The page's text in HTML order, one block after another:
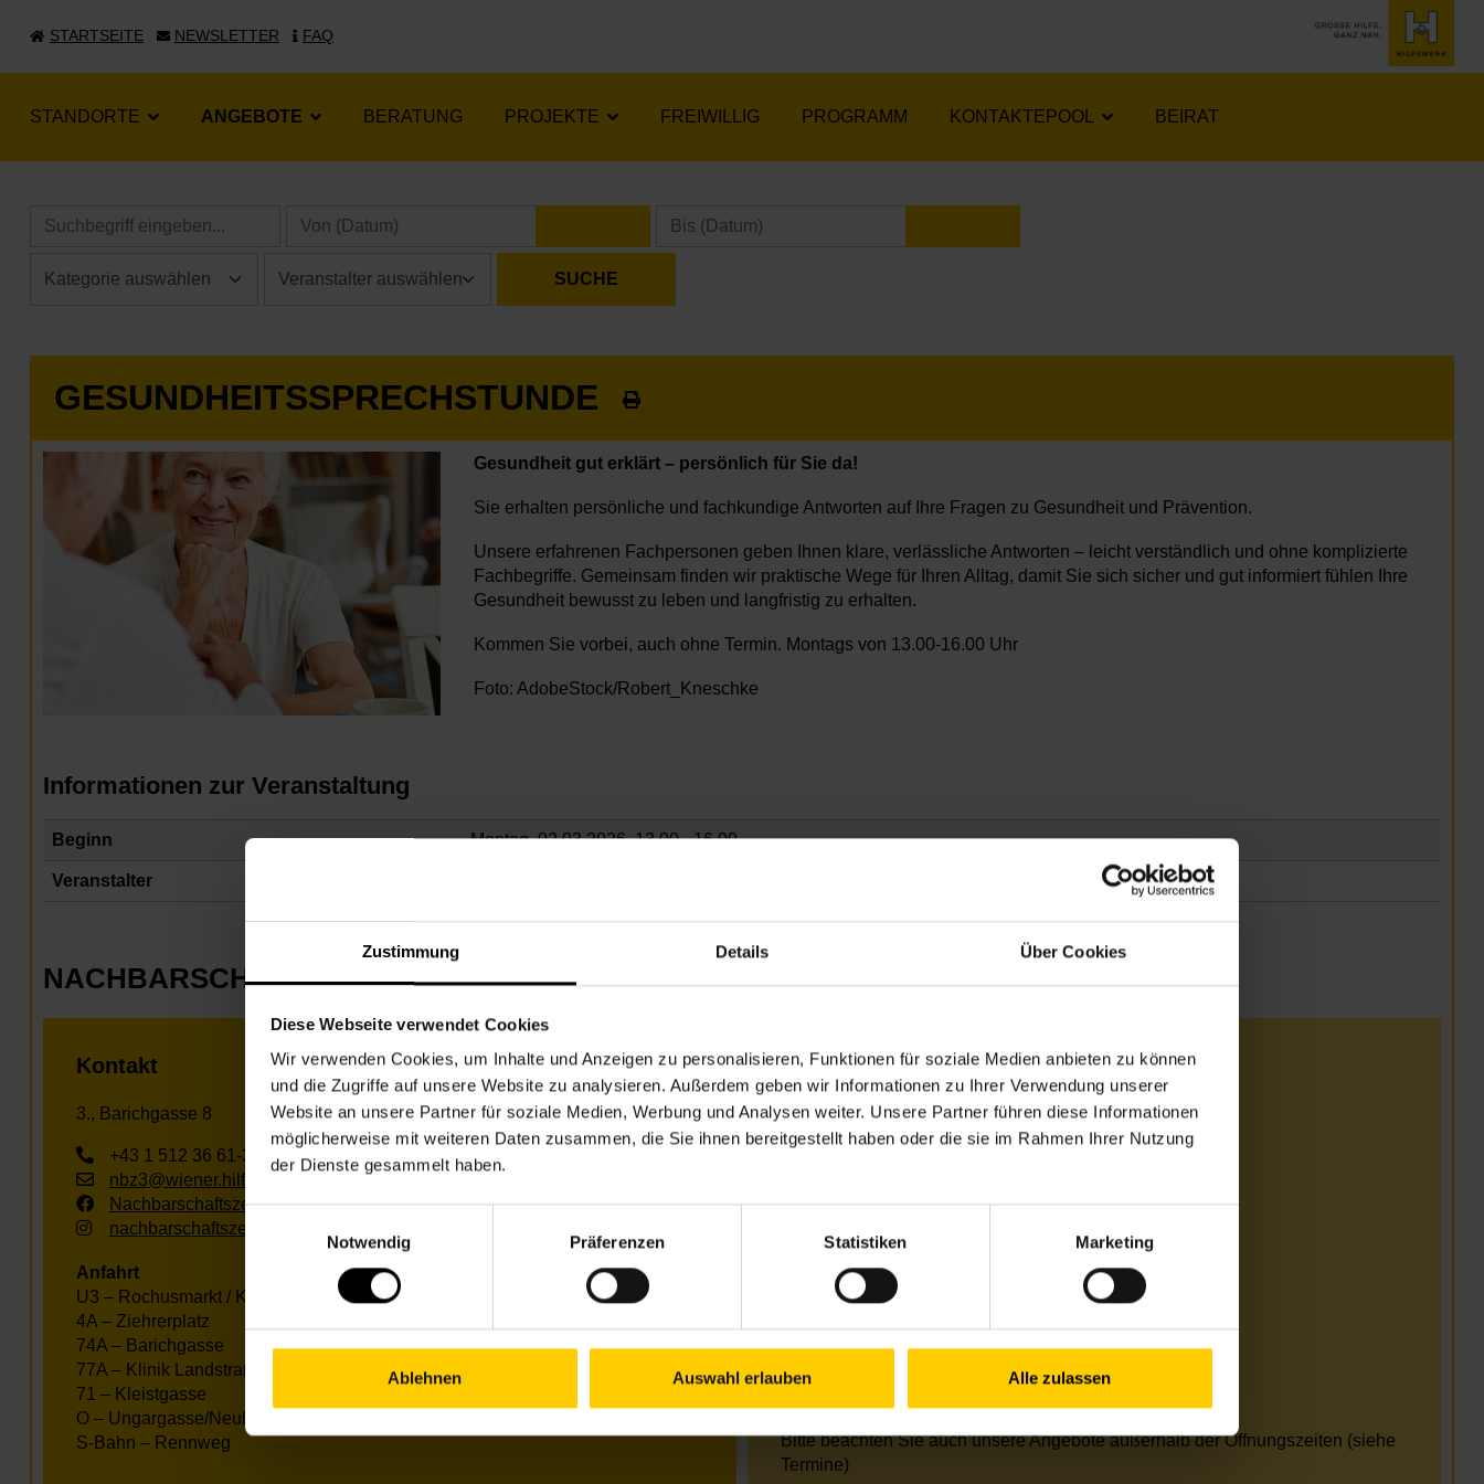
Zustimmung Details Über Cookies
Diese Webseite verwendet Cookies
Wir verwenden Cookies, um Inhalte und Anzeigen zu personalisieren, Funktionen für soziale Medien anbieten zu können
und die Zugriffe auf unsere Website zu analysieren. Außerdem geben wir Informationen zu Ihrer Verwendung unserer
Website an unsere Partner für soziale Medien, Werbung und Analysen weiter. Unsere Partner führen diese Informationen
möglicherweise mit weiteren Daten zusammen, die Sie ihnen bereitgestellt haben oder die sie im Rahmen Ihrer Nutzung
der Dienste gesammelt haben.
Einwilligungsauswahl
Notwendig
Präferenzen Statistiken Marketing
Ablehnen Auswahl erlauben Alle zulassen
STARTSEITE NEWSLETTER FAQ
STANDORTE ANGEBOTE BERATUNG PROJEKTE FREIWILLIG PROGRAMM KONTAKTEPOOL BEIRAT
KALENDER ÖFFNEN
GESUNDHEITSSPRECHSTUNDE
Gesundheit gut erklärt – persönlich für Sie da!
Sie erhalten persönliche und fachkundige Antworten auf Ihre Fragen zu Gesundheit und Prävention.
Unsere erfahrenen Fachpersonen geben Ihnen klare, verlässliche Antworten – leicht verständlich und ohne komplizierte
Fachbegriffe. Gemeinsam finden wir praktische Wege für Ihren Alltag, damit Sie sich sicher und gut informiert fühlen Ihre
Gesundheit bewusst zu leben und langfristig zu erhalten.
Kommen Sie vorbei, auch ohne Termin. Montags von 13.00-16.00 Uhr
Foto: AdobeStock/Robert_Kneschke
Informationen zur Veranstaltung
Beginn Montag, 02.03.2026,13.00 - 16.00
Veranstalter
NACHBARSCHAFTSZENTRUM 03
Kontakt
3., Barichgasse 8
+43 1 512 36 61-3250
nbz3@wiener.hilfswerk.at
Nachbarschaftszentren
nachbarschaftszentren.wien
Anfahrt
U3 – Rochusmarkt / Kardinal-Nagl-Platz
4A – Ziehrerplatz
74A – Barichgasse
77A – Klinik Landstraße
71 – Kleistgasse
O – Ungargasse/Neulinggasse
S-Bahn – Rennweg
Öffnungszeiten Juni
Mo.
09.00–12.00 Uhr & 13.00–17.00 Uhr
Di.
09.00–13.00 Uhr
Fr.
09.00–13.00 Uhr
Öffnungszeiten Juli und August
09.00–13.00 Uhr
Fr.
geschlossen / Tel. erreichbar 09.00–13.00
Bitte beachten Sie auch unsere Angebote außerhalb der Öffnungszeiten (siehe
Termine)